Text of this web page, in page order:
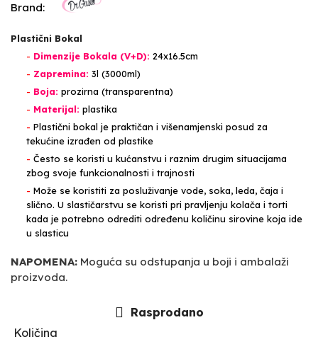
Brand:
Plastični Bokal
- Dimenzije Bokala (V+D): 24x16.5cm
- Zapremina: 3l (3000ml)
- Boja: prozirna (transparentna)
- Materijal: plastika
- Plastični bokal je praktičan i višenamjenski posud za
tekućine izrađen od plastike
- Često se koristi u kućanstvu i raznim drugim situacijama
zbog svoje funkcionalnosti i trajnosti
- Može se koristiti za posluživanje vode, soka, leda, čaja i
slično. U slastičarstvu se koristi pri pravljenju kolača i torti
kada je potrebno odrediti određenu količinu sirovine koja ide
u slasticu
NAPOMENA: Moguća su odstupanja u boji i ambalaži
proizvoda.
Rasprodano
Količina